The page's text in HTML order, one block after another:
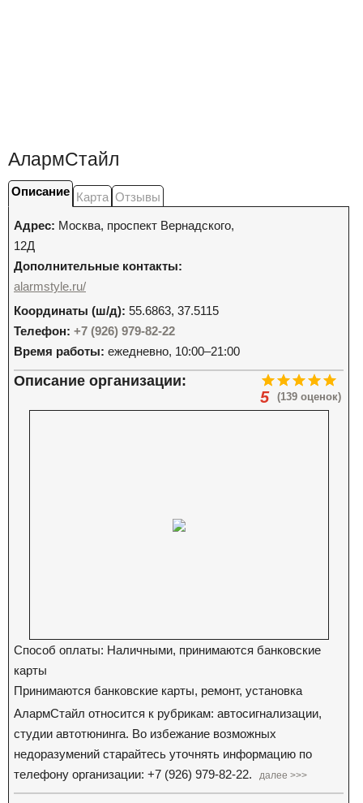
АлармСтайл
Описание Карта Отзывы
Адрес: Москва, проспект Вернадского,
12Д
Дополнительные контакты:
alarmstyle.ru/
Координаты (ш/д): 55.6863, 37.5115
Телефон: +7 (926) 979-82-22
Время работы: ежедневно, 10:00–21:00
(139 оценок)
5
Описание организации:
Способ оплаты: Наличными, принимаются банковские
карты
Принимаются банковские карты, ремонт, установка
АлармСтайл относится к рубрикам: автосигнализации,
студии автотюнинга. Во избежание возможных
недоразумений старайтесь уточнять информацию по
телефону организации: +7 (926) 979-82-22.
далее >>>